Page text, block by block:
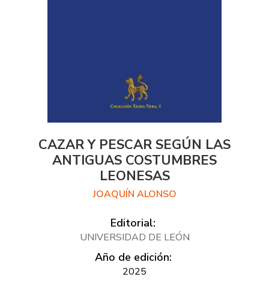
CAZAR Y PESCAR SEGÚN LAS
ANTIGUAS COSTUMBRES
LEONESAS
JOAQUÍN ALONSO
Editorial:
UNIVERSIDAD DE LEÓN
Año de edición:
2025